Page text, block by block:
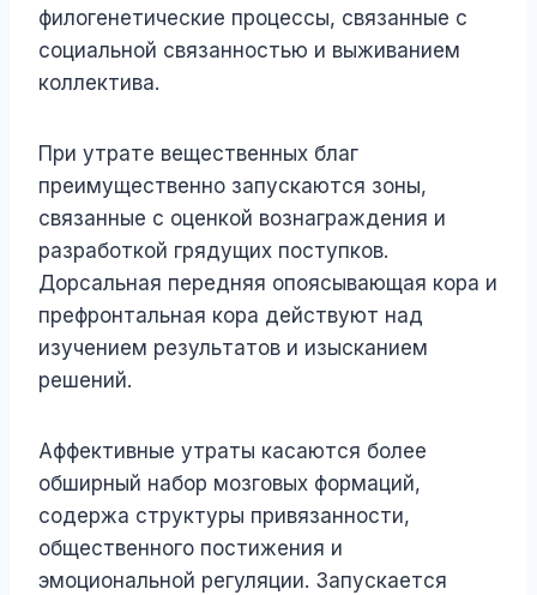
филогенетические процессы, связанные с
социальной связанностью и выживанием
коллектива.
При утрате вещественных благ
преимущественно запускаются зоны,
связанные с оценкой вознаграждения и
разработкой грядущих поступков.
Дорсальная передняя опоясывающая кора и
префронтальная кора действуют над
изучением результатов и изысканием
решений.
Аффективные утраты касаются более
обширный набор мозговых формаций,
содержа структуры привязанности,
общественного постижения и
эмоциональной регуляции. Запускается